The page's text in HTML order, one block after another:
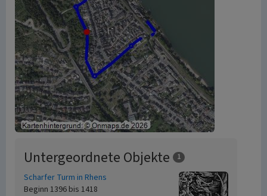
Untergeordnete Objekte 1
Scharfer Turm in Rhens
Beginn 1396 bis 1418